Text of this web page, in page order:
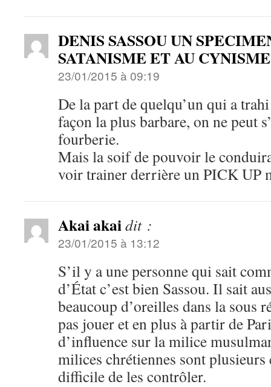
DENIS SASSOU UN
SATANISME ET AU
23/01/2015 à 09:19
De la part de quelqu’un qui a
façon la plus barbare, on ne peut
fourberie.
Mais la soif de pouvoir le
voir trainer derrière un PICK UP
Akai akaidit :
23/01/2015 à 13:12
S’il y a une personne qui sait
d’État c’est bien Sassou. Il sait
beaucoup d’oreilles dans la sous
pas jouer et en plus à partir de
d’influence sur la milice
milices chrétiennes sont
difficile de les contrôler.